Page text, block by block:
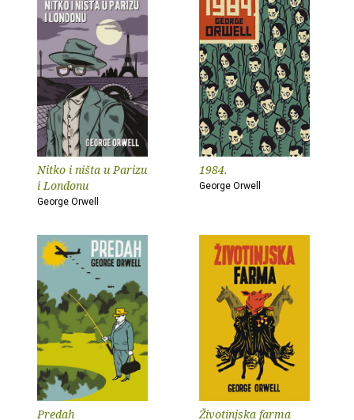
Nitko i ništa u Parizu
i Londonu
George Orwell
1984.
George Orwell
Predah Životinjska farma